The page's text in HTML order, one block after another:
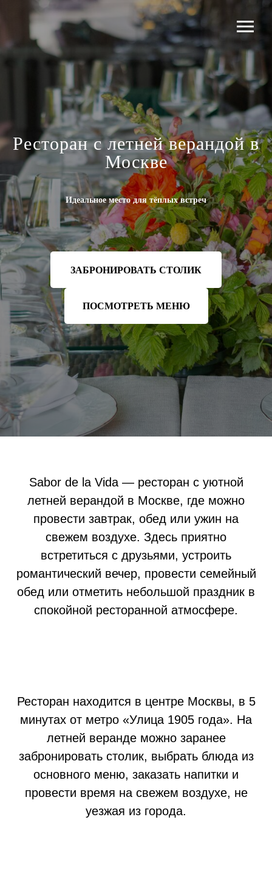
Ресторан с летней верандой в
Москве
Идеальное место для тёплых встреч
ЗАБРОНИРОВАТЬ СТОЛИК
ПОСМОТРЕТЬ МЕНЮ
Sabor de la Vida — ресторан с уютной
летней верандой в Москве, где можно
провести завтрак, обед или ужин на
свежем воздухе. Здесь приятно
встретиться с друзьями, устроить
романтический вечер, провести семейный
обед или отметить небольшой праздник в
спокойной ресторанной атмосфере.
Ресторан находится в центре Москвы, в 5
минутах от метро «Улица 1905 года». На
летней веранде можно заранее
забронировать столик, выбрать блюда из
основного меню, заказать напитки и
провести время на свежем воздухе, не
уезжая из города.